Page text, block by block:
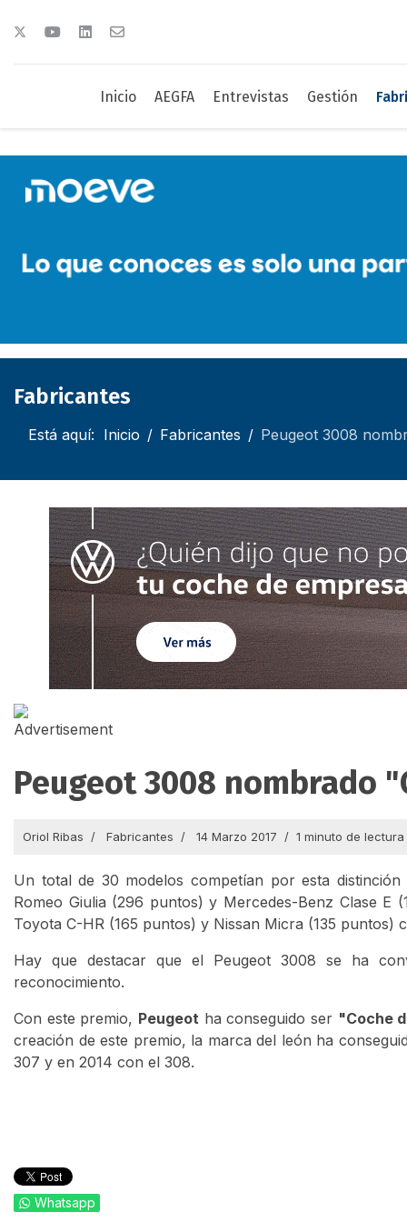
Inicio AEGFA Entrevistas Gestión
Fabricantes
Está aquí: Inicio Fabricantes Peugeot 3008
Peugeot 3008 nombrado
Oriol Ribas Fabricantes 14 Marzo 2017 1 minuto de lectura
Un total de 30 modelos competían por esta
Romeo Giulia (296 puntos) y Mercedes-Benz Clase
Toyota C-HR (165 puntos) y Nissan Micra (135
Hay que destacar que el Peugeot 3008 se ha
reconocimiento.
Con este premio, Peugeot ha conseguido ser "Coche
creación de este premio, la marca del león ha
307 y en 2014 con el 308.
Whatsapp